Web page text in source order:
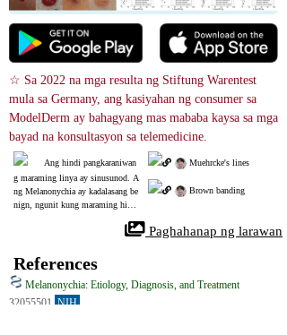
☆ Sa 2022 na mga resulta ng Stiftung Warentest
mula sa Germany, ang kasiyahan ng consumer sa
ModelDerm ay bahagyang mas mababa kaysa sa mga
bayad na konsultasyon sa telemedicine.
Ang hindi pangkaraniwan
g maraming linya ay sinusunod. A
ng Melanonychia ay kadalasang be
nign, ngunit kung maraming hindi
aaring isaalang-alang ang isang bio
Muehrcke's lines
Brown banding
Paghahanap ng larawan
References
Melanonychia: Etiology, Diagnosis, and Treatment
32055501 NIH